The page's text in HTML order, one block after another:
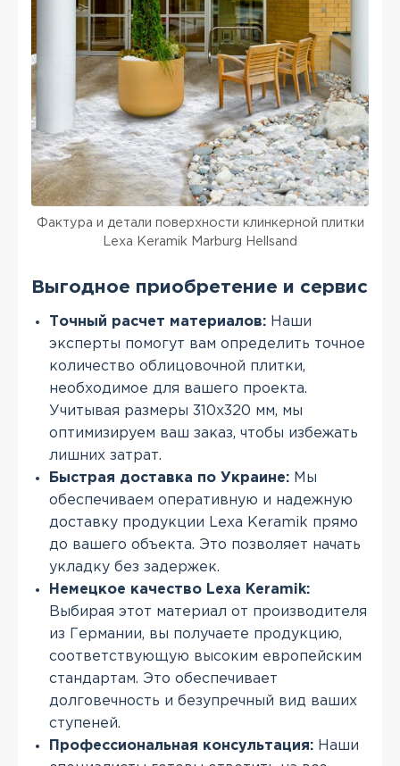
Фактура и детали поверхности клинкерной плитки
Lexa Keramik Marburg Hellsand
Выгодное приобретение и сервис
Точный расчет материалов: Наши
эксперты помогут вам определить точное
количество облицовочной плитки,
необходимое для вашего проекта.
Учитывая размеры 310x320 мм, мы
оптимизируем ваш заказ, чтобы избежать
лишних затрат.
Быстрая доставка по Украине: Мы
обеспечиваем оперативную и надежную
доставку продукции Lexa Keramik прямо
до вашего объекта. Это позволяет начать
укладку без задержек.
Немецкое качество Lexa Keramik:
Выбирая этот материал от производителя
из Германии, вы получаете продукцию,
соответствующую высоким европейским
стандартам. Это обеспечивает
долговечность и безупречный вид ваших
ступеней.
Профессиональная консультация: Наши